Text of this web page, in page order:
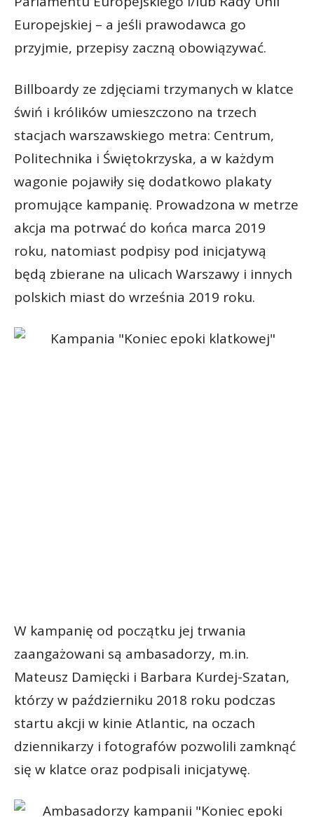
Europejskiej – a jeśli prawodawca go
przyjmie, przepisy zaczną obowiązywać.
Billboardy ze zdjęciami trzymanych w klatce
świń i królików umieszczono na trzech
stacjach warszawskiego metra: Centrum,
Politechnika i Świętokrzyska, a w każdym
wagonie pojawiły się dodatkowo plakaty
promujące kampanię. Prowadzona w metrze
akcja ma potrwać do końca marca 2019
roku, natomiast podpisy pod inicjatywą
będą zbierane na ulicach Warszawy i innych
polskich miast do września 2019 roku.
W kampanię od początku jej trwania
zaangażowani są ambasadorzy, m.in.
Mateusz Damięcki i Barbara Kurdej-Szatan,
którzy w październiku 2018 roku podczas
startu akcji w kinie Atlantic, na oczach
dziennikarzy i fotografów pozwolili zamknąć
się w klatce oraz podpisali inicjatywę.